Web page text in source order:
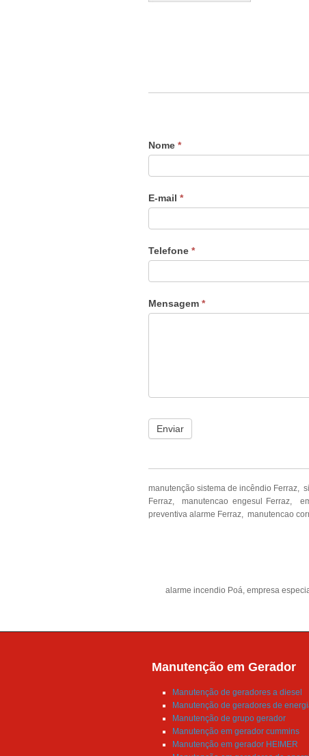
Nome *
E-mail *
Telefone *
Mensagem *
Enviar
manutenção sistema de incêndio Ferraz,
Ferraz, manutencao engesul Ferraz,
preventiva alarme Ferraz, manutencao
alarme incendio Poá, empresa
Manutenção em Gerador
Manutenção de geradores a diesel
Manutenção de geradores de
Manutenção de grupo gerador
Manutenção em gerador cummins
Manutenção em gerador HEIMER